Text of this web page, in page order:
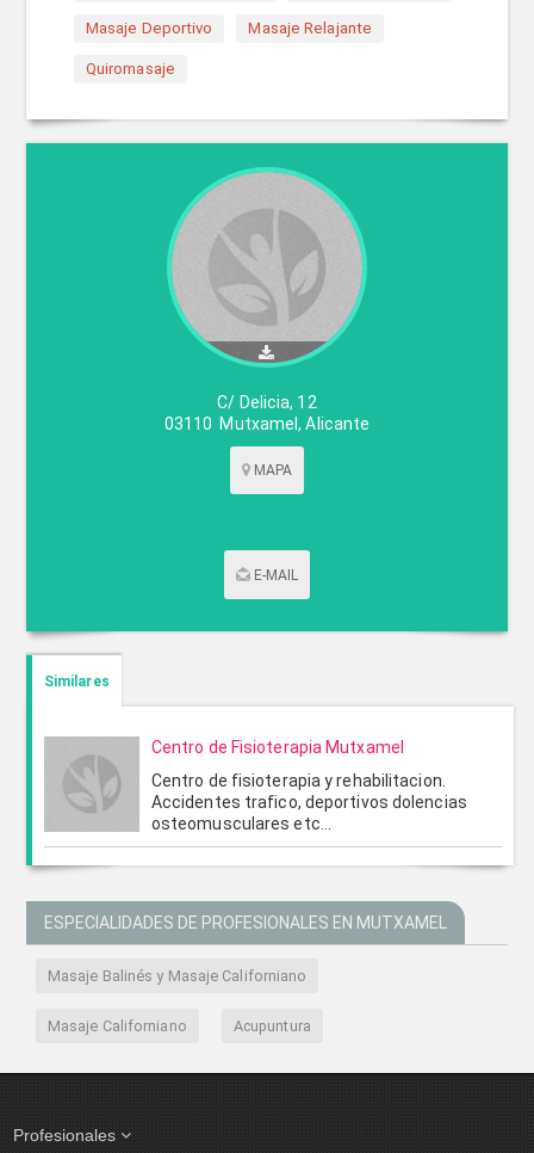
Masaje Deportivo Masaje Relajante
Quiromasaje
C/ Delicia, 12
03110 Mutxamel,Alicante
MAPA
E-MAIL
Similares
Centro de Fisioterapia Mutxamel
Centro de fisioterapia y rehabilitacion.
Accidentes trafico, deportivos dolencias
osteomusculares etc...
ESPECIALIDADES DE PROFESIONALES EN MUTXAMEL
Masaje Balinés y Masaje Californiano
Masaje Californiano Acupuntura
Profesionales